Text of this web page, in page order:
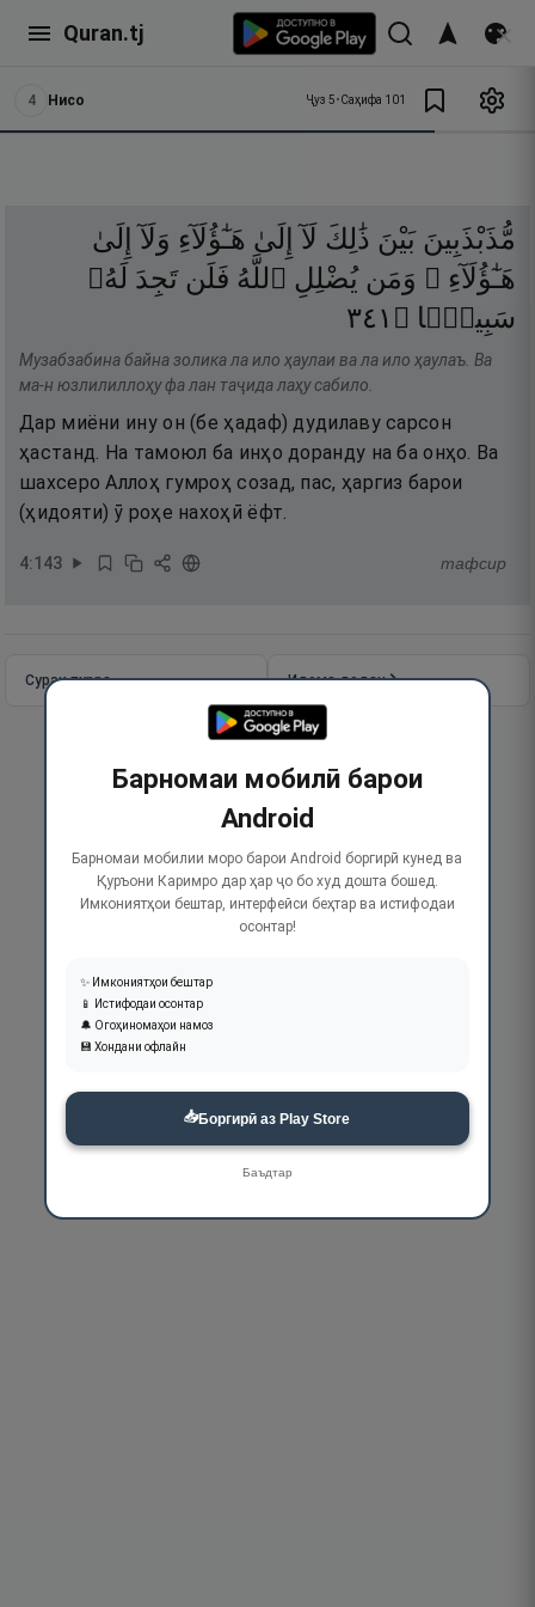
Quran.tj
4 Нисо Ҷуз 5•Саҳифа 101
مُّذَبْذَبِينَ بَيْنَ ذَٰلِكَ لَآ إِلَىٰ هَـٰٓؤُلَآءِ وَلَآ
إِلَىٰ
هَـٰٓؤُلَآءِ ۚ وَمَن يُضْلِلِ ٱللَّهُ فَلَن تَجِدَ لَهُۥ
سَبِيلًۭا ۝ ١٤٣
Музабзабина байна золика ла ило ҳаулаи ва ла ило ҳаулаъ. Ва
ма-н юзлилиллоҳу фа лан таҷида лаҳу сабило.
Дар миёни ину он (бе ҳадаф) дудилаву сарсон
ҳастанд. На тамоюл ба инҳо доранду на ба онҳо. Ва
шахсеро Аллоҳ гумроҳ созад, пас, ҳаргиз барои
(ҳидояти) ӯ роҳе нахоҳӣ ёфт.
4:143 тафсир
Сураи пурра Идома додан
Барномаи мобилӣ барои
Android
Барномаи мобилии моро барои Android боргирӣ кунед ва
Қуръони Каримро дар ҳар ҷо бо худ дошта бошед.
Имкониятҳои бештар, интерфейси беҳтар ва истифодаи
осонтар!
✨ Имкониятҳои бештар
📱 Истифодаи осонтар
🔔 Огоҳиномаҳои намоз
💾 Хондани офлайн
📥Боргирӣ аз Play Store
Баъдтар